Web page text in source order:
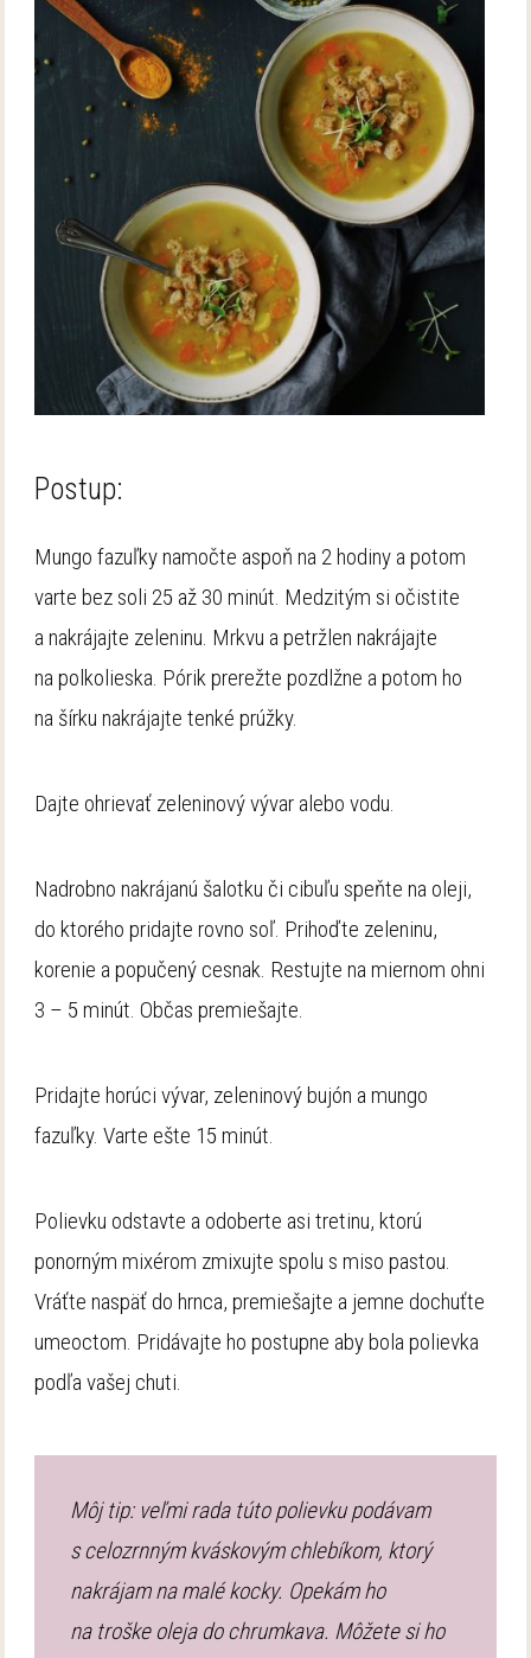
Postup:
Mungo fazuľky namočte aspoň na 2 hodiny a potom
varte bez soli 25 až 30 minút. Medzitým si očistite
a nakrájajte zeleninu. Mrkvu a petržlen nakrájajte
na polkolieska. Pórik prerežte pozdlžne a potom ho
na šírku nakrájajte tenké prúžky.
Dajte ohrievať zeleninový vývar alebo vodu.
Nadrobno nakrájanú šalotku či cibuľu speňte na oleji,
do ktorého pridajte rovno soľ. Prihoďte zeleninu,
korenie a popučený cesnak. Restujte na miernom ohni
3 – 5 minút. Občas premiešajte.
Pridajte horúci vývar, zeleninový bujón a mungo
fazuľky. Varte ešte 15 minút.
Polievku odstavte a odoberte asi tretinu, ktorú
ponorným mixérom zmixujte spolu s miso pastou.
Vráťte naspäť do hrnca, premiešajte a jemne dochuťte
umeoctom. Pridávajte ho postupne aby bola polievka
podľa vašej chuti.
Môj tip: veľmi rada túto polievku podávam
s celozrnným kváskovým chlebíkom, ktorý
nakrájam na malé kocky. Opekám ho
na troške oleja do chrumkava. Môžete si ho